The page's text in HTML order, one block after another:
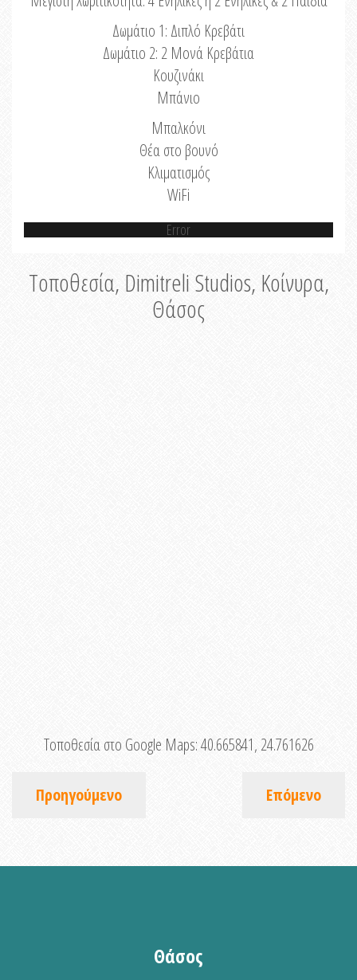
Δωμάτιο 1: Διπλό Κρεβάτι
Δωμάτιο 2: 2 Μονά Κρεβάτια
Κουζινάκι
Μπάνιο
Μπαλκόνι
Θέα στο βουνό
Κλιματισμός
WiFi
Error
Τοποθεσία, Dimitreli Studios, Κοίνυρα,
Θάσος
Τοποθεσία στο Google Maps:40.665841, 24.761626
Προηγούμενο Επόμενο
Θάσος